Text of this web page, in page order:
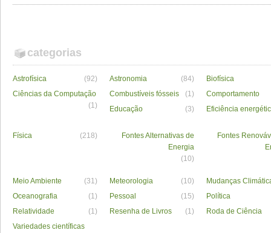
categorias
Astrofísica (92) Astronomia (84)
Biofísica
Ciências da Computação
(1)
Combustíveis fósseis (1)
Comportamento
Educação
(3) Eficiência
Física (218)
Fontes Alternativas de
Energia
(10)
Fontes
Meio Ambiente (31) Meteorologia (10)
Mudanças
Oceanografia
(1) Pessoal (15)
Política
Relatividade
(1) Resenha de Livros (1)
Roda de Ciência
Variedades científicas